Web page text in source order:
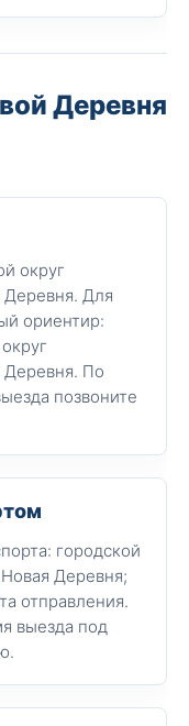
Деревня
округ
Для
ориентир:
По
позвоните
городской
Деревня;
отправления.
выезда под